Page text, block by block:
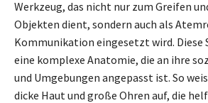
Werkzeug, das nicht nur zum Greifen
Objekten dient, sondern auch als
Kommunikation eingesetzt wird. Diese
eine komplexe Anatomie, die an ihre
und Umgebungen angepasst ist. So
dicke Haut und große Ohren auf, die